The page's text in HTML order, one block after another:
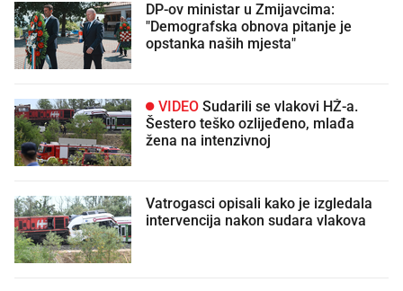
DP-ov ministar u Zmijavcima:
"Demografska obnova pitanje je
opstanka naših mjesta"
VIDEO
Šestero teško ozlijeđeno, mlađa
žena na intenzivnoj
Vatrogasci opisali kako je izgledala
intervencija nakon sudara vlakova